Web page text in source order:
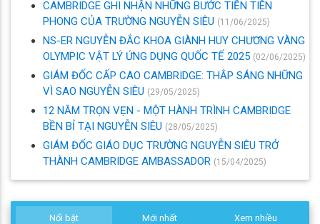
CAMBRIDGE GHI NHẬN NHỮNG BƯỚC TIẾN TIÊN
PHONG CỦA TRƯỜNG NGUYỄN SIÊU (11/06/2025)
NS-ER NGUYỄN ĐẮC KHOA GIÀNH HUY CHƯƠNG VÀNG
OLYMPIC VẬT LÝ ỨNG DỤNG QUỐC TẾ 2025 (02/06/2025)
GIÁM ĐỐC CẤP CAO CAMBRIDGE: THẮP SÁNG NHỮNG
VÌ SAO NGUYỄN SIÊU (29/05/2025)
12 NĂM TRỌN VẸN - MỘT HÀNH TRÌNH CAMBRIDGE
BỀN BỈ TẠI NGUYỄN SIÊU (28/05/2025)
GIÁM ĐỐC GIÁO DỤC TRƯỜNG NGUYỄN SIÊU TRỞ
THÀNH CAMBRIDGE AMBASSADOR (15/04/2025)
Nổi bật Mới nhất Xem nhiều